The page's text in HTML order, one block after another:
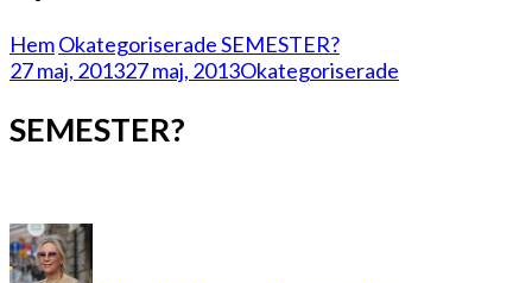
HemOkategoriseradeSEMESTER?
27 maj, 201327 maj, 2013Okategoriserade
SEMESTER?